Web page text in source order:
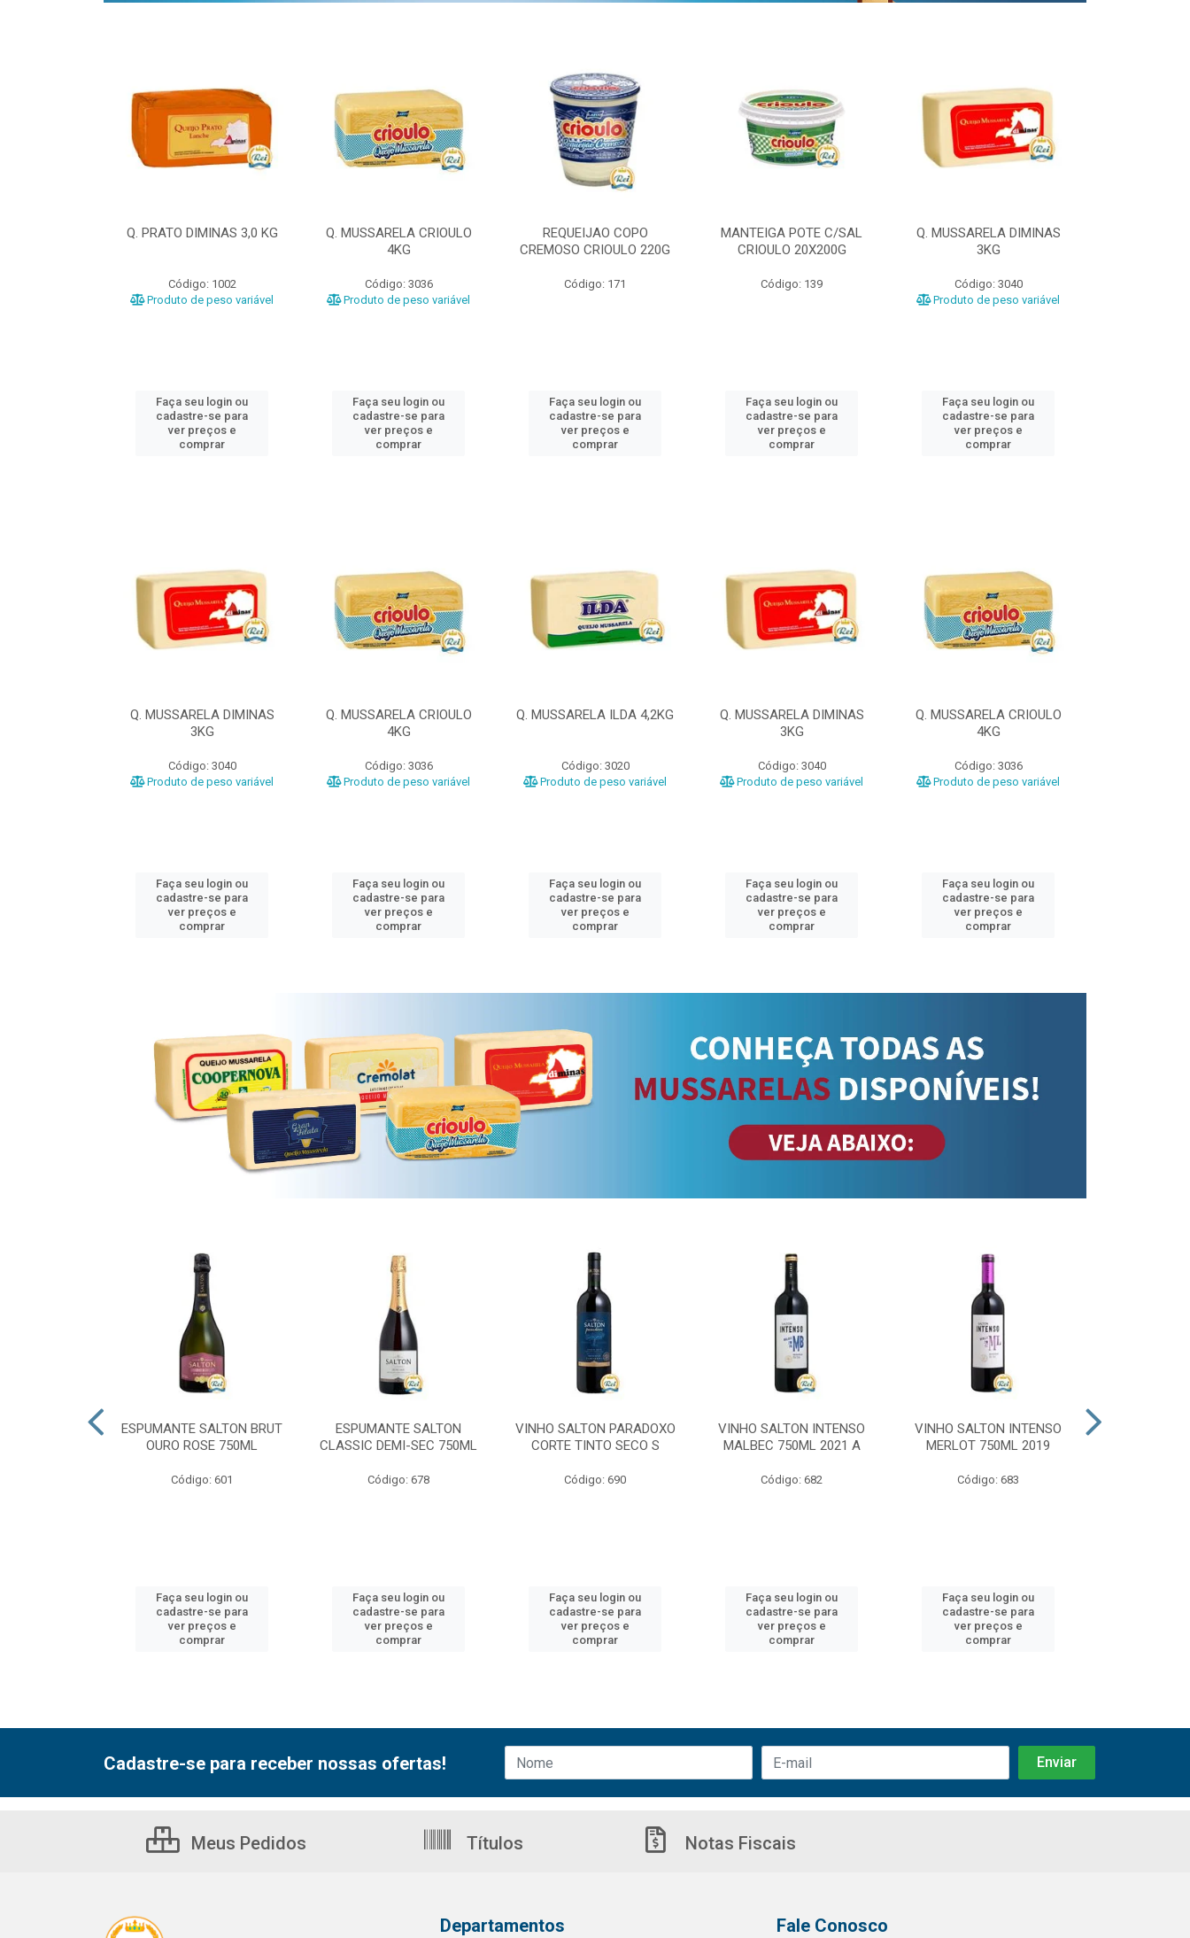
Q. PRATO DIMINAS 3,0 KG
Código: 1002
Produto de peso variável
Faça seu login ou
cadastre-se para
ver preços e
comprar
Q. MUSSARELA CRIOULO
4KG
Código: 3036
Produto de peso variável
Faça seu login ou
cadastre-se para
ver preços e
comprar
REQUEIJAO COPO
CREMOSO CRIOULO 220G
Código: 171
Faça seu login ou
cadastre-se para
ver preços e
comprar
MANTEIGA POTE C/SAL
CRIOULO 20X200G
Código: 139
Faça seu login ou
cadastre-se para
ver preços e
comprar
Q. MUSSARELA DIMINAS
3KG
Código: 3040
Produto de peso variável
Faça seu login ou
cadastre-se para
ver preços e
comprar
Q. MUSSARELA DIMINAS
3KG
Código: 3040
Produto de peso variável
Faça seu login ou
cadastre-se para
ver preços e
comprar
Q. MUSSARELA CRIOULO
4KG
Código: 3036
Produto de peso variável
Faça seu login ou
cadastre-se para
ver preços e
comprar
Q. MUSSARELA ILDA 4,2KG
Código: 3020
Produto de peso variável
Faça seu login ou
cadastre-se para
ver preços e
comprar
Q. MUSSARELA DIMINAS
3KG
Código: 3040
Produto de peso variável
Faça seu login ou
cadastre-se para
ver preços e
comprar
Q. MUSSARELA CRIOULO
4KG
Código: 3036
Produto de peso variável
Faça seu login ou
cadastre-se para
ver preços e
comprar
ESPUMANTE SALTON BRUT
OURO ROSE 750ML
Código: 601
Faça seu login ou
cadastre-se para
ver preços e
comprar
ESPUMANTE SALTON
CLASSIC DEMI-SEC 750ML
Código: 678
Faça seu login ou
cadastre-se para
ver preços e
comprar
VINHO SALTON PARADOXO
CORTE TINTO SECO S
Código: 690
Faça seu login ou
cadastre-se para
ver preços e
comprar
VINHO SALTON INTENSO
MALBEC 750ML 2021 A
Código: 682
Faça seu login ou
cadastre-se para
ver preços e
comprar
VINHO SALTON INTENSO
MERLOT 750ML 2019
Código: 683
Faça seu login ou
cadastre-se para
ver preços e
comprar
Cadastre-se para receber nossas ofertas!
Meus Pedidos Títulos Notas Fiscais
Departamentos Fale Conosco